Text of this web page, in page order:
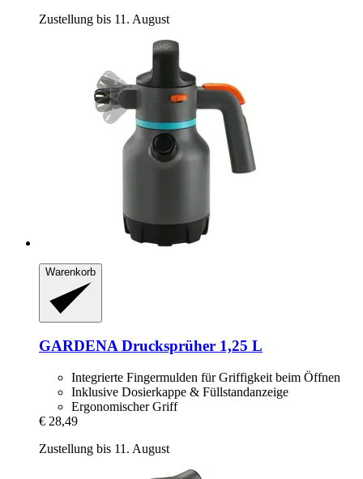
Zustellung bis 11. August
Warenkorb
GARDENADrucksprüher 1,25 L
Integrierte Fingermulden für Griffigkeit beim Öffnen
Inklusive Dosierkappe & Füllstandanzeige
Ergonomischer Griff
€ 28,49
Zustellung bis 11. August